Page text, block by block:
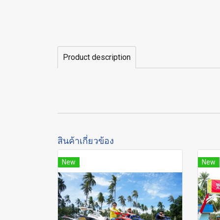
Product description
สินค้าเกี่ยวข้อง
New New